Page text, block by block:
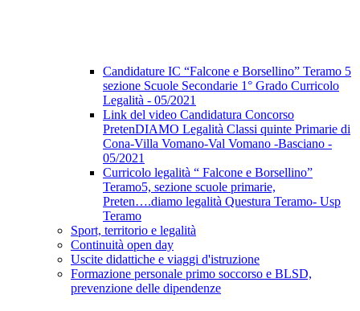
Candidature IC “Falcone e Borsellino” Teramo 5
sezione Scuole Secondarie 1° Grado Curricolo
Legalità - 05/2021
Link del video Candidatura Concorso
PretenDIAMO Legalità Classi quinte Primarie di
Cona-Villa Vomano-Val Vomano -Basciano -
05/2021
Curricolo legalità “ Falcone e Borsellino”
Teramo5, sezione scuole primarie,
Preten….diamo legalità Questura Teramo- Usp
Teramo
Sport, territorio e legalità
Continuità open day
Uscite didattiche e viaggi d'istruzione
Formazione personale primo soccorso e BLSD,
prevenzione delle dipendenze